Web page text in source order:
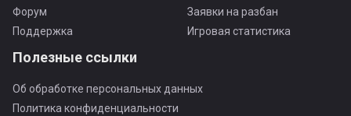
Форум
Поддержка
Заявки на разбан
Игровая статистика
Полезные ссылки
Об обработке персональных данных
Политика конфиденциальности